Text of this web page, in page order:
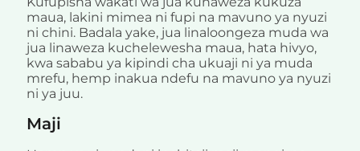
maua, lakini mimea ni fupi na mavuno ya nyuzi
ni chini. Badala yake, jua linaloongeza muda wa
jua linaweza kuchelewesha maua, hata hivyo,
kwa sababu ya kipindi cha ukuaji ni ya muda
mrefu, hemp inakua ndefu na mavuno ya nyuzi
ni ya juu.
Maji